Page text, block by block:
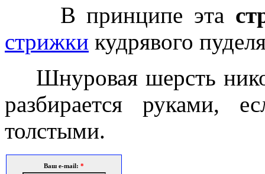
В принципе эта
стрижки кудрявого
Шнуровая шерсть
разбирается руками,
толстыми.
Ваш e-mail: *